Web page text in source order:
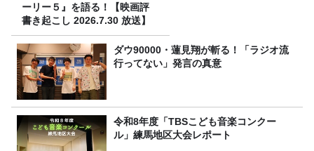
ーリー５』を語る！【映画評
書き起こし 2026.7.30 放送】
ダウ90000・蓮見翔が斬る！「ラジオ流
行ってない」発言の真意
令和8年度「TBSこども音楽コンクー
ル」練馬地区大会レポート